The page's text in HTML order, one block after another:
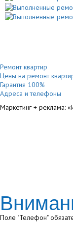
Ремонт квартир
Цены на ремонт
Гарантия 100%
Адреса и телефоны
Маркетинг + реклама:
Поле "Телефон"